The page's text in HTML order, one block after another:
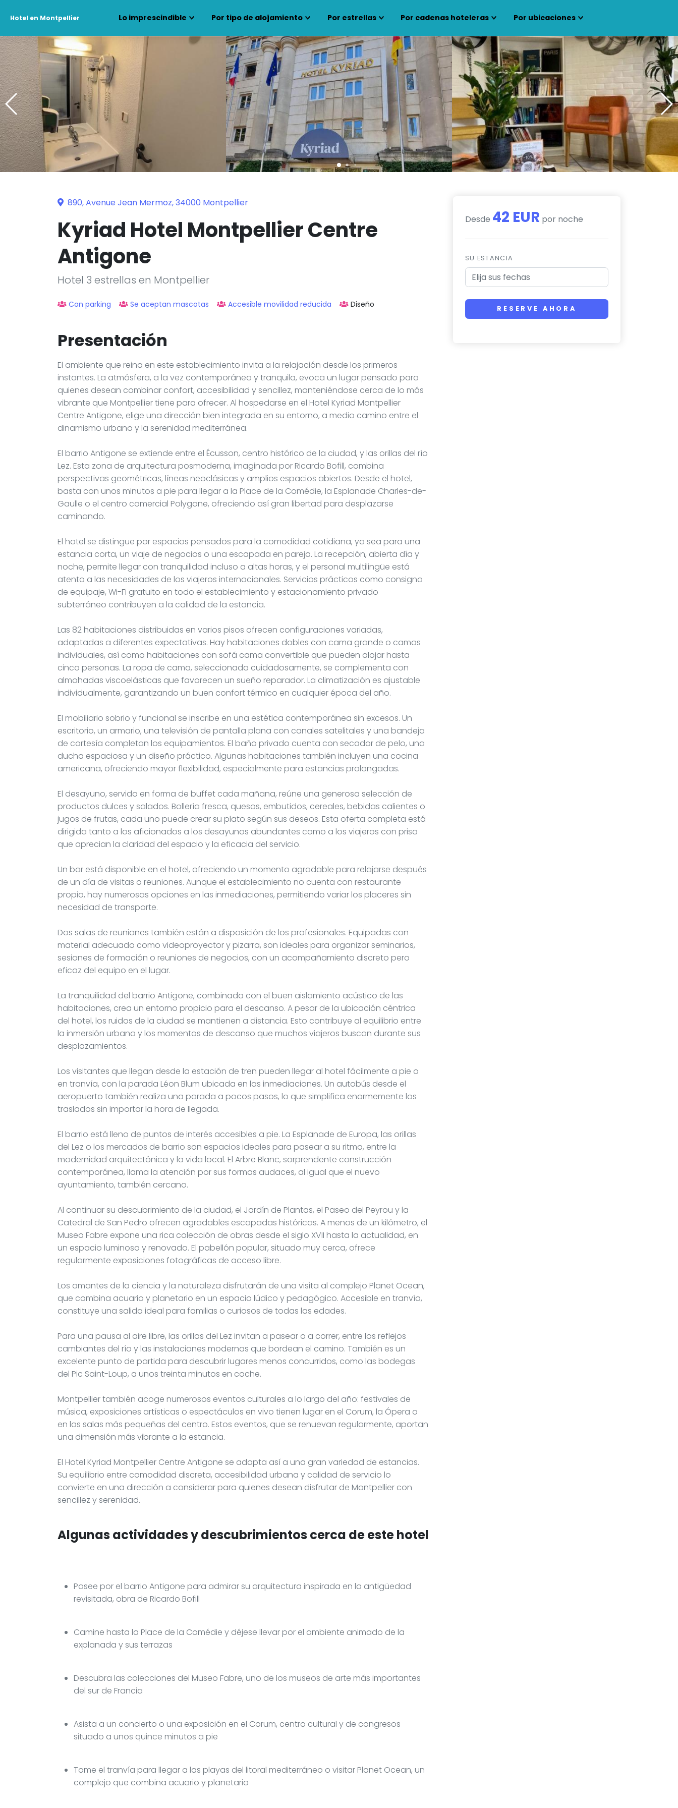
Hotel en Montpellier Lo imprescindible Por tipo de alojamiento Por estrellas Por cadenas hoteleras Por ubicaciones
890, Avenue Jean Mermoz, 34000 Montpellier
Kyriad Hotel Montpellier Centre
Antigone
Hotel 3 estrellas en Montpellier
Con parking Se aceptan mascotas Accesible movilidad reducida Diseño
Presentación
El ambiente que reina en este establecimiento invita a la relajación desde los primeros
instantes. La atmósfera, a la vez contemporánea y tranquila, evoca un lugar pensado para
quienes desean combinar confort, accesibilidad y sencillez, manteniéndose cerca de lo más
vibrante que Montpellier tiene para ofrecer. Al hospedarse en el Hotel Kyriad Montpellier
Centre Antigone, elige una dirección bien integrada en su entorno, a medio camino entre el
dinamismo urbano y la serenidad mediterránea.
El barrio Antigone se extiende entre el Écusson, centro histórico de la ciudad, y las orillas del río
Lez. Esta zona de arquitectura posmoderna, imaginada por Ricardo Bofill, combina
perspectivas geométricas, líneas neoclásicas y amplios espacios abiertos. Desde el hotel,
basta con unos minutos a pie para llegar a la Place de la Comédie, la Esplanade Charles-de-
Gaulle o el centro comercial Polygone, ofreciendo así gran libertad para desplazarse
caminando.
El hotel se distingue por espacios pensados para la comodidad cotidiana, ya sea para una
estancia corta, un viaje de negocios o una escapada en pareja. La recepción, abierta día y
noche, permite llegar con tranquilidad incluso a altas horas, y el personal multilingüe está
atento a las necesidades de los viajeros internacionales. Servicios prácticos como consigna
de equipaje, Wi-Fi gratuito en todo el establecimiento y estacionamiento privado
subterráneo contribuyen a la calidad de la estancia.
Las 82 habitaciones distribuidas en varios pisos ofrecen configuraciones variadas,
adaptadas a diferentes expectativas. Hay habitaciones dobles con cama grande o camas
individuales, así como habitaciones con sofá cama convertible que pueden alojar hasta
cinco personas. La ropa de cama, seleccionada cuidadosamente, se complementa con
almohadas viscoelásticas que favorecen un sueño reparador. La climatización es ajustable
individualmente, garantizando un buen confort térmico en cualquier época del año.
El mobiliario sobrio y funcional se inscribe en una estética contemporánea sin excesos. Un
escritorio, un armario, una televisión de pantalla plana con canales satelitales y una bandeja
de cortesía completan los equipamientos. El baño privado cuenta con secador de pelo, una
ducha espaciosa y un diseño práctico. Algunas habitaciones también incluyen una cocina
americana, ofreciendo mayor flexibilidad, especialmente para estancias prolongadas.
El desayuno, servido en forma de buffet cada mañana, reúne una generosa selección de
productos dulces y salados. Bollería fresca, quesos, embutidos, cereales, bebidas calientes o
jugos de frutas, cada uno puede crear su plato según sus deseos. Esta oferta completa está
dirigida tanto a los aficionados a los desayunos abundantes como a los viajeros con prisa
que aprecian la claridad del espacio y la eficacia del servicio.
Un bar está disponible en el hotel, ofreciendo un momento agradable para relajarse después
de un día de visitas o reuniones. Aunque el establecimiento no cuenta con restaurante
propio, hay numerosas opciones en las inmediaciones, permitiendo variar los placeres sin
necesidad de transporte.
Dos salas de reuniones también están a disposición de los profesionales. Equipadas con
material adecuado como videoproyector y pizarra, son ideales para organizar seminarios,
sesiones de formación o reuniones de negocios, con un acompañamiento discreto pero
eficaz del equipo en el lugar.
La tranquilidad del barrio Antigone, combinada con el buen aislamiento acústico de las
habitaciones, crea un entorno propicio para el descanso. A pesar de la ubicación céntrica
del hotel, los ruidos de la ciudad se mantienen a distancia. Esto contribuye al equilibrio entre
la inmersión urbana y los momentos de descanso que muchos viajeros buscan durante sus
desplazamientos.
Los visitantes que llegan desde la estación de tren pueden llegar al hotel fácilmente a pie o
en tranvía, con la parada Léon Blum ubicada en las inmediaciones. Un autobús desde el
aeropuerto también realiza una parada a pocos pasos, lo que simplifica enormemente los
traslados sin importar la hora de llegada.
El barrio está lleno de puntos de interés accesibles a pie. La Esplanade de Europa, las orillas
del Lez o los mercados de barrio son espacios ideales para pasear a su ritmo, entre la
modernidad arquitectónica y la vida local. El Arbre Blanc, sorprendente construcción
contemporánea, llama la atención por sus formas audaces, al igual que el nuevo
ayuntamiento, también cercano.
Al continuar su descubrimiento de la ciudad, el Jardín de Plantas, el Paseo del Peyrou y la
Catedral de San Pedro ofrecen agradables escapadas históricas. A menos de un kilómetro, el
Museo Fabre expone una rica colección de obras desde el siglo XVII hasta la actualidad, en
un espacio luminoso y renovado. El pabellón popular, situado muy cerca, ofrece
regularmente exposiciones fotográficas de acceso libre.
Los amantes de la ciencia y la naturaleza disfrutarán de una visita al complejo Planet Ocean,
que combina acuario y planetario en un espacio lúdico y pedagógico. Accesible en tranvía,
constituye una salida ideal para familias o curiosos de todas las edades.
Para una pausa al aire libre, las orillas del Lez invitan a pasear o a correr, entre los reflejos
cambiantes del río y las instalaciones modernas que bordean el camino. También es un
excelente punto de partida para descubrir lugares menos concurridos, como las bodegas
del Pic Saint-Loup, a unos treinta minutos en coche.
Montpellier también acoge numerosos eventos culturales a lo largo del año: festivales de
música, exposiciones artísticas o espectáculos en vivo tienen lugar en el Corum, la Ópera o
en las salas más pequeñas del centro. Estos eventos, que se renuevan regularmente, aportan
una dimensión más vibrante a la estancia.
El Hotel Kyriad Montpellier Centre Antigone se adapta así a una gran variedad de estancias.
Su equilibrio entre comodidad discreta, accesibilidad urbana y calidad de servicio lo
convierte en una dirección a considerar para quienes desean disfrutar de Montpellier con
sencillez y serenidad.
Algunas actividades y descubrimientos cerca de este hotel
Pasee por el barrio Antigone para admirar su arquitectura inspirada en la antigüedad
revisitada, obra de Ricardo Bofill
Camine hasta la Place de la Comédie y déjese llevar por el ambiente animado de la
explanada y sus terrazas
Descubra las colecciones del Museo Fabre, uno de los museos de arte más importantes
del sur de Francia
Asista a un concierto o una exposición en el Corum, centro cultural y de congresos
situado a unos quince minutos a pie
Tome el tranvía para llegar a las playas del litoral mediterráneo o visitar Planet Ocean, un
complejo que combina acuario y planetario
Desde 42 EUR por noche
SU ESTANCIA
RESERVE AHORA